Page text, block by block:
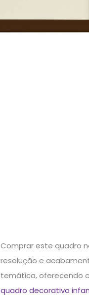
Comprar este quadro
resolução e
temática, oferecendo
quadro decorativo